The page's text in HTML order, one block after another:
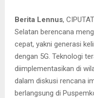
Berita Lennus,
Selatan berencana
cepat, yakni generasi
dengan 5G. Teknologi
diimplementasikan di
dalam diskusi rencana
berlangsung di